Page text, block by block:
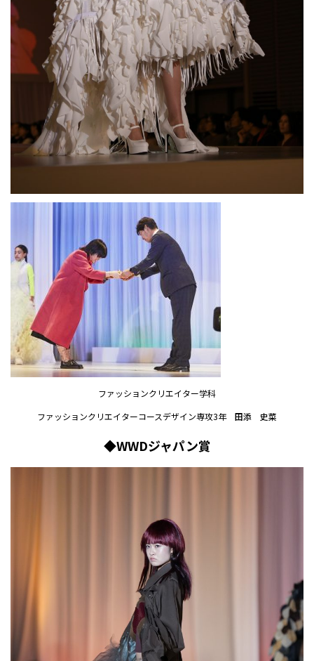
ファッションクリエイター学科
ファッションクリエイターコースデザイン専攻3年 田添 史菜
◆WWDジャパン賞